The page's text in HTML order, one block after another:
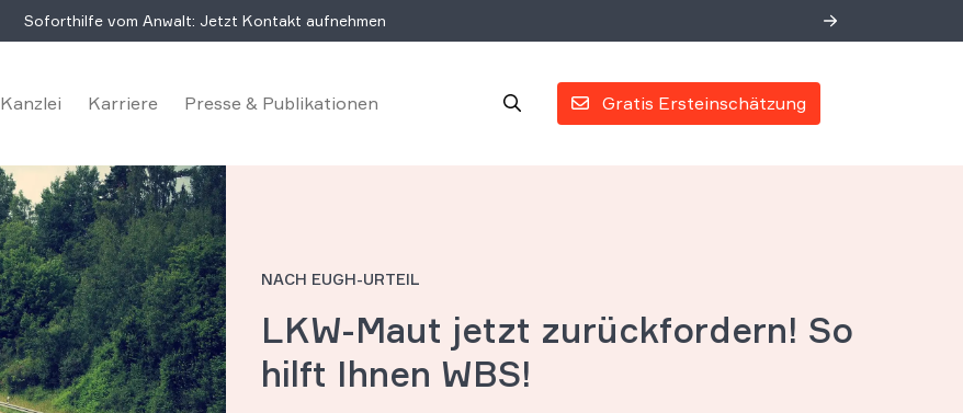
Soforthilfe vom Anwalt: Jetzt Kontakt aufnehmen
Gratis Ersteinschätzung
Kanzlei Karriere Presse & Publikationen
NACH EUGH-URTEIL
LKW-Maut jetzt zurückfordern! So
hilft Ihnen WBS!